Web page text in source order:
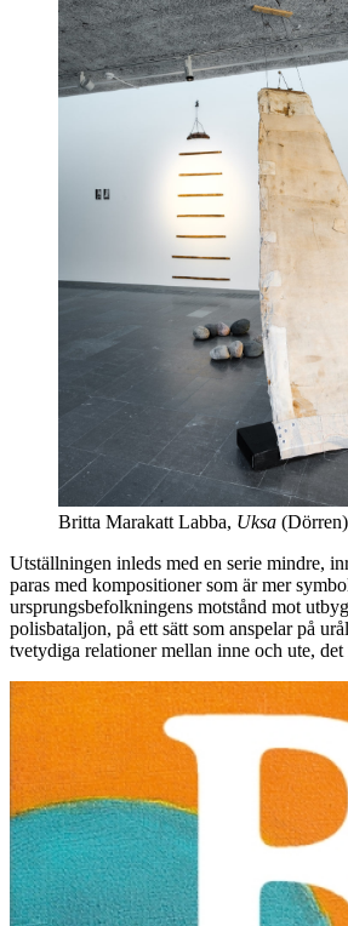
Britta Marakatt Labba, Uksa
Utställningen inleds med en serie mindre,
paras med kompositioner som är mer
ursprungsbefolkningens motstånd mot
polisbataljon, på ett sätt som anspelar på
tvetydiga relationer mellan inne och ute,